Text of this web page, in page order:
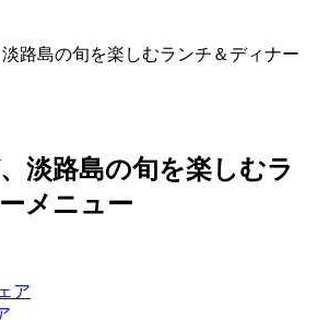
路島の旬を楽しむランチ＆ディナー
淡路島の旬を楽しむラ
メニュー